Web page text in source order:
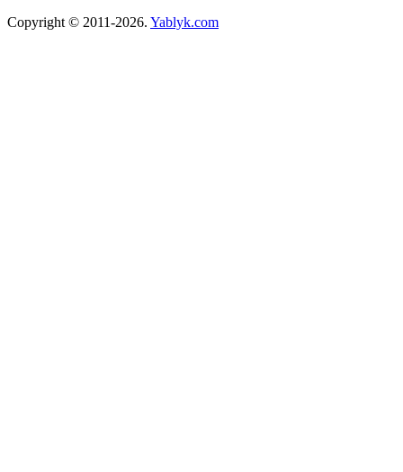
Copyright © 2011-2026. Yablyk.сom